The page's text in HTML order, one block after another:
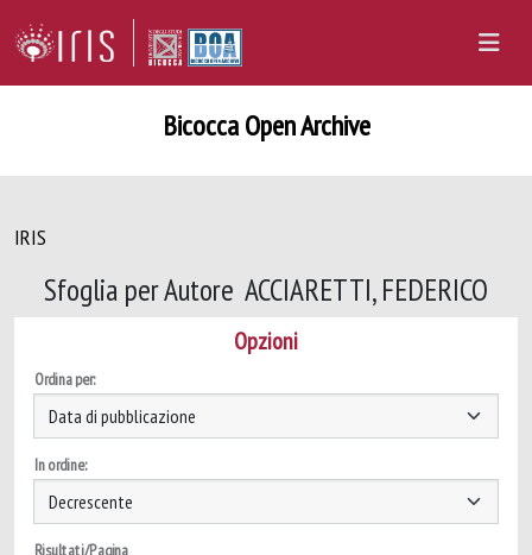
Bicocca Open Archive
IRIS
Sfoglia per Autore ACCIARETTI, FEDERICO
Opzioni
Ordina per:
In ordine:
Risultati/Pagina